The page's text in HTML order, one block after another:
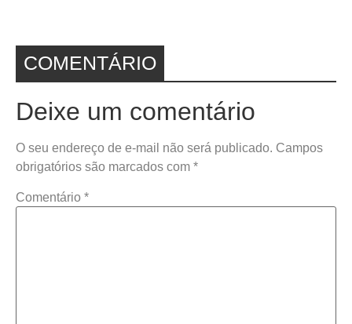
COMENTÁRIO
Deixe um comentário
O seu endereço de e-mail não será publicado. Campos
obrigatórios são marcados com *
Comentário *